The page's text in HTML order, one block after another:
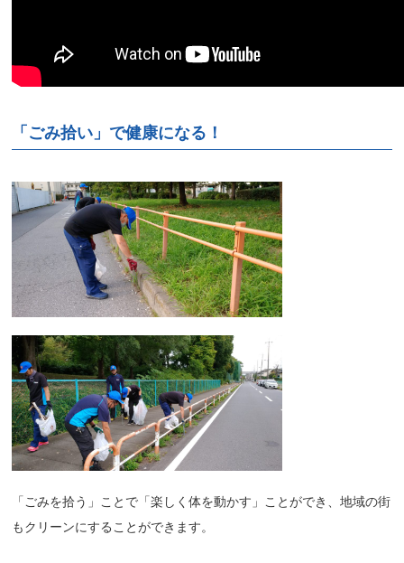
「ごみ拾い」で健康になる ！
「ごみを拾う」ことで「楽しく体を動かす」ことができ、地域の街
もクリーンにすることができます。